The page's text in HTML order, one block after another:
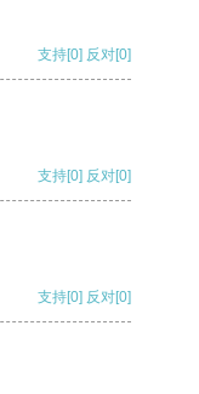
支持[0] 反对[0]
支持[0] 反对[0]
支持[0] 反对[0]